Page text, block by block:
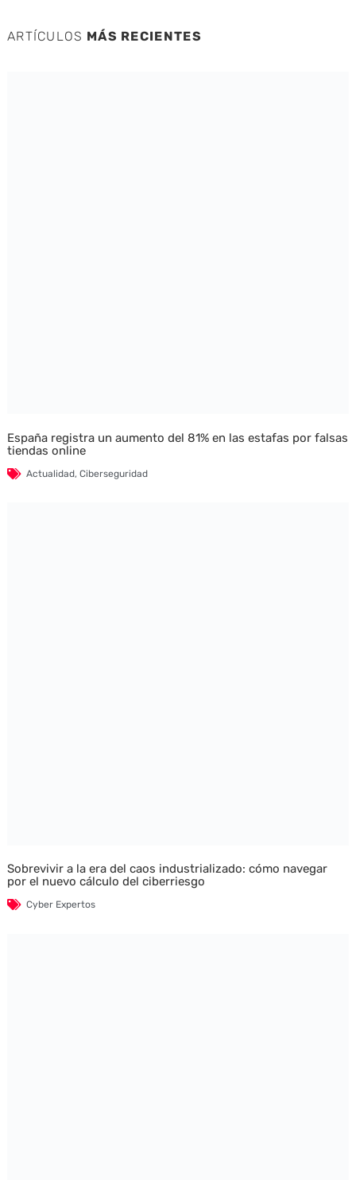
ARTÍCULOS MÁS RECIENTES
España registra un aumento del 81% en las estafas por falsas
tiendas online
Actualidad, Ciberseguridad
Sobrevivir a la era del caos industrializado: cómo navegar
por el nuevo cálculo del ciberriesgo
Cyber Expertos